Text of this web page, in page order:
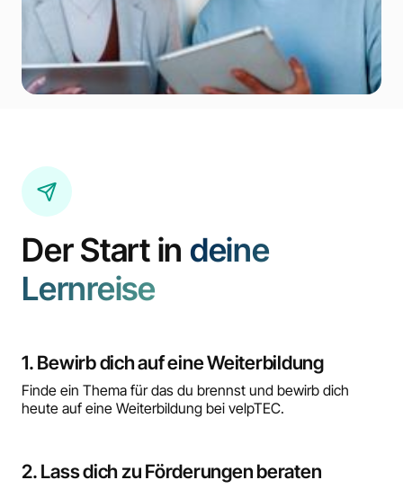
Der Start in deine
Lernreise
1. Bewirb dich auf eine Weiterbildung
Finde ein Thema für das du brennst und bewirb dich
heute auf eine Weiterbildung bei velpTEC.
2. Lass dich zu Förderungen beraten